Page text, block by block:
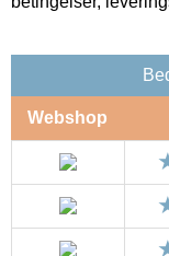
Webshop